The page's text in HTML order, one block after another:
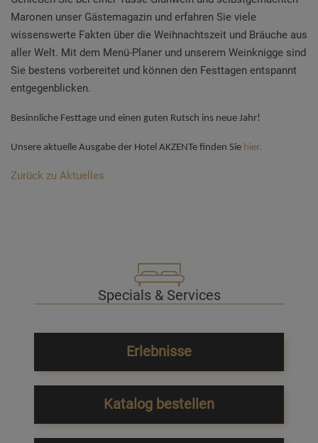
Maronen unser Gästemagazin und erfahren Sie viele
wissenswerte Fakten über die Weihnachtszeit und Bräuche aus
aller Welt. Mit dem Menü-Planer und unserem Weinknigge sind
Sie bestens vorbereitet und können den Festtagen entspannt
entgegenblicken.
Besinnliche Festtage und einen guten Rutsch ins neue Jahr!
Unsere aktuelle Ausgabe der Hotel AKZENTe finden Sie hier.
Zurück zu Aktuelles
Specials & Services
Erlebnisse
Katalog bestellen